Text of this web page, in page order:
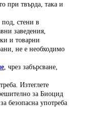
при твърда, така и
стени в
заведения,
и товарни
не е необходимо
, чрез забърсване,
Изтеглете
за Биоцид
безопасна употреба